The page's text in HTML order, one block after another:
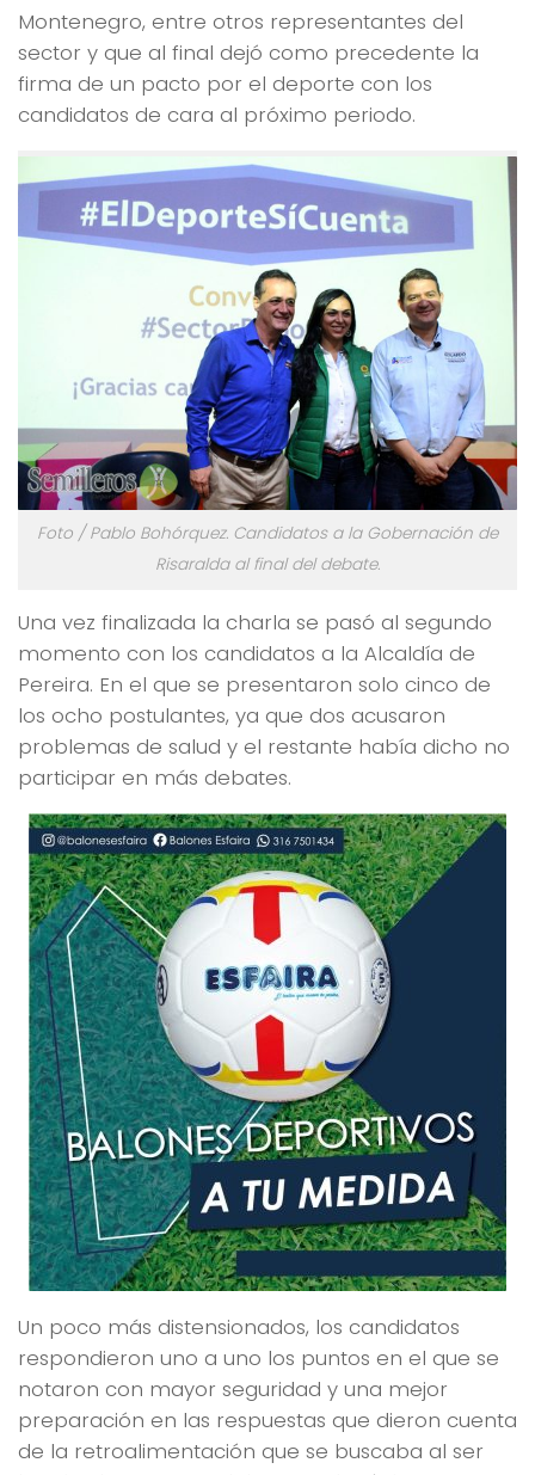
Montenegro, entre otros representantes del
sector y que al final dejó como precedente la
firma de un pacto por el deporte con los
candidatos de cara al próximo periodo.
Foto / Pablo Bohórquez. Candidatos a la Gobernación de
Risaralda al final del debate.
Una vez finalizada la charla se pasó al segundo
momento con los candidatos a la Alcaldía de
Pereira. En el que se presentaron solo cinco de
los ocho postulantes, ya que dos acusaron
problemas de salud y el restante había dicho no
participar en más debates.
Un poco más distensionados, los candidatos
respondieron uno a uno los puntos en el que se
notaron con mayor seguridad y una mejor
preparación en las respuestas que dieron cuenta
de la retroalimentación que se buscaba al ser